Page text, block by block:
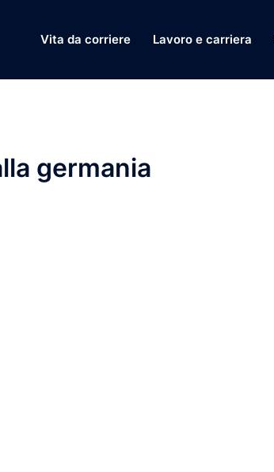
Vita da corriere Lavoro e carriera
germania